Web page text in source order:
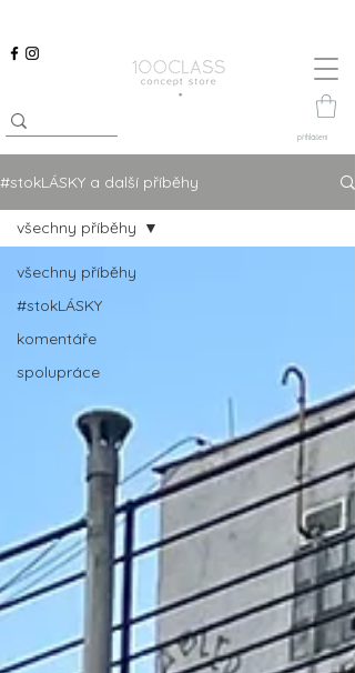
přihlášení
#stokLÁSKY a další příběhy
všechny příběhy
#stokLÁSKY
komentáře
spolupráce
všechny příběhy